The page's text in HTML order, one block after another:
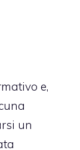
e,
un